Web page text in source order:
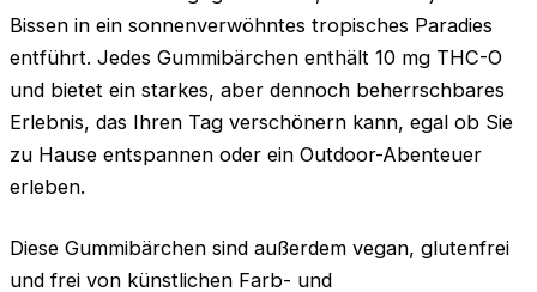
Bissen in ein sonnenverwöhntes tropisches Paradies
entführt. Jedes Gummibärchen enthält 10 mg THC-O
und bietet ein starkes, aber dennoch beherrschbares
Erlebnis, das Ihren Tag verschönern kann, egal ob Sie
zu Hause entspannen oder ein Outdoor-Abenteuer
erleben.
Diese Gummibärchen sind außerdem vegan, glutenfrei
und frei von künstlichen Farb- und